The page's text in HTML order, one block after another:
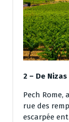
2 – De
Pech Rome,
rue des
escarpée